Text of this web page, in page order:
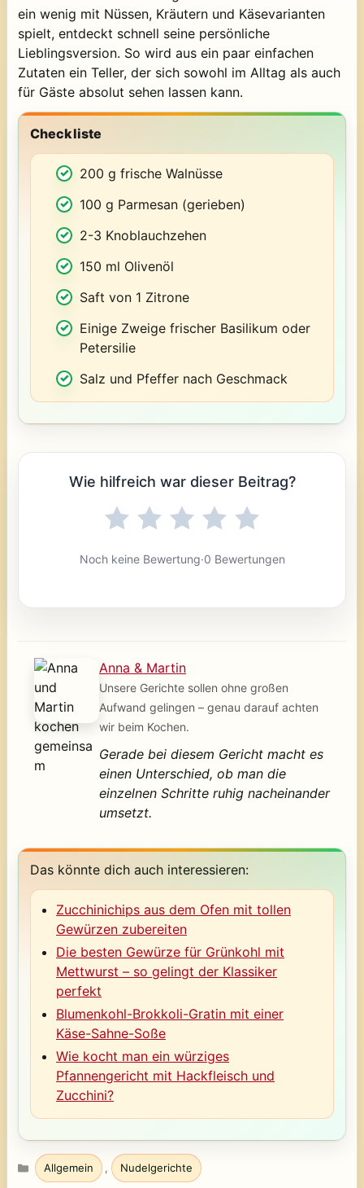
ein wenig mit Nüssen, Kräutern und Käsevarianten
spielt, entdeckt schnell seine persönliche
Lieblingsversion. So wird aus ein paar einfachen
Zutaten ein Teller, der sich sowohl im Alltag als auch
für Gäste absolut sehen lassen kann.
Checkliste
200 g frische Walnüsse
100 g Parmesan (gerieben)
2-3 Knoblauchzehen
150 ml Olivenöl
Saft von 1 Zitrone
Einige Zweige frischer Basilikum oder
Petersilie
Salz und Pfeffer nach Geschmack
Wie hilfreich war dieser Beitrag?
Noch keine Bewertung·0 Bewertungen
Anna & Martin
Unsere Gerichte sollen ohne großen
Aufwand gelingen – genau darauf achten
wir beim Kochen.
Gerade bei diesem Gericht macht es
einen Unterschied, ob man die
einzelnen Schritte ruhig nacheinander
umsetzt.
Das könnte dich auch interessieren:
Zucchinichips aus dem Ofen mit tollen
Gewürzen zubereiten
Die besten Gewürze für Grünkohl mit
Mettwurst – so gelingt der Klassiker
perfekt
Blumenkohl-Brokkoli-Gratin mit einer
Käse-Sahne-Soße
Wie kocht man ein würziges
Pfannengericht mit Hackfleisch und
Zucchini?
Kategorien
Allgemein , Nudelgerichte